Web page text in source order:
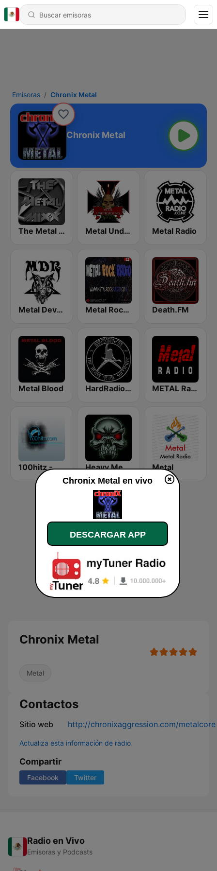
Emisoras Chronix Metal
Chronix Metal
The Metal MIXX Metal Underground Metal Radio
Metal Devastation Radio Metal Rock Radio Death.FM
Metal Blood HardRadio.com METAL Radio
100hitz - Metal Heavy Metal Radio Metal
Chronix Metal
Metal
Contactos
Sitio web http://chronixaggression.com/metalcore
Actualiza esta información de radio
Compartir
Facebook Twitter
Radio en Vivo
Emisoras y Podcasts
Chronix Metal en vivo
DESCARGAR APP